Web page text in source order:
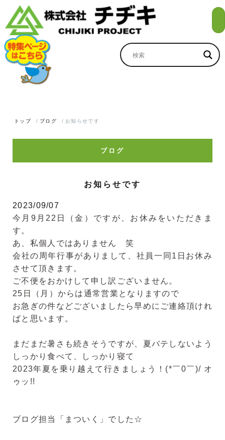
トップ ブログ お知らせです
ブログ
お知らせです
2023/09/07
今月9月22日（金）ですが、お休みをいただきま
す。
あ、私個人ではありません 笑
会社の周年行事がありまして、社員一同1日お休み
させて頂きます。
ご不便をおかけして申し訳ございません。
25日（月）からは通常営業となりますので
お急ぎの件などございましたら早めにご連絡頂けれ
ばと思います。
まだまだ暑さも続きそうですが、夏バテしないよう
しっかり食べて、しっかり寝て
2023年夏を乗り越えて行きましょう！(*￣0￣)/ オ
ゥッ!!
ブログ担当「まついく」でした☆